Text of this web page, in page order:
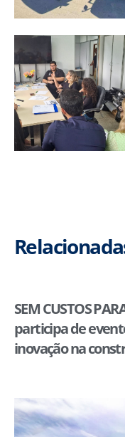
SEM CUSTOS
participa de
inovação na